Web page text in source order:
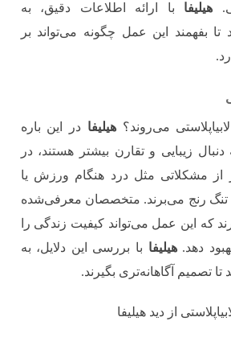
هیلیفا با ارائه اطلاعات دقیق، به
بفهمند این عمل چگونه می‌تواند بر
می‌روند؟هیلیفا در این باره
زیبایی و تقارن بیشتر هستند، در
از مشکلاتی مثل درد هنگام ورزش یا
تنگ رنج می‌برند. متخصصان معرفی‌شده
که این عمل می‌تواند کیفیت زندگی را
دهد.هیلیفا با بررسی این دلایل، به
تصمیم آگاهانه‌تری بگیرند.